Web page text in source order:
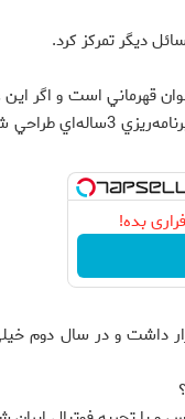
ديگر تمركز كرد.
قهرماني است و اگر اين
هم به دست نياوريم بايد در بين ۳ تيم اول قرار بگيريم تا صاحب سهميه ليگ قهرمانان
بده!
داشت و در سال دوم